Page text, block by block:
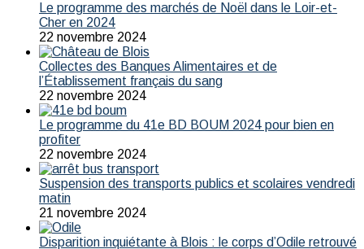
Le programme des marchés de Noël dans le Loir-et-
Cher en 2024
22 novembre 2024
Collectes des Banques Alimentaires et de
l’Établissement français du sang
22 novembre 2024
Le programme du 41e BD BOUM 2024 pour bien en
profiter
22 novembre 2024
Suspension des transports publics et scolaires vendredi
matin
21 novembre 2024
Disparition inquiétante à Blois : le corps d’Odile retrouvé